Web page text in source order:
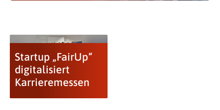
Startup „FairUp“
digitalisiert
Karrieremessen